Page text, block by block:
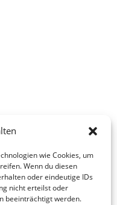
wie Cookies, um
Wenn du diesen
oder eindeutige IDs
nicht erteilst oder
beeinträchtigt werden.